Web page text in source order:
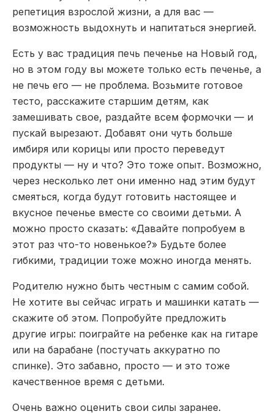
репетиция взрослой жизни, а для вас —
возможность выдохнуть и напитаться энергией.
Есть у вас традиция печь печенье на Новый год,
но в этом году вы можете только есть печенье, а
не печь его — не проблема. Возьмите готовое
тесто, расскажите старшим детям, как
замешивать свое, раздайте всем формочки — и
пускай вырезают. Добавят они чуть больше
имбиря или корицы или просто переведут
продукты — ну и что? Это тоже опыт. Возможно,
через несколько лет они именно над этим будут
смеяться, когда будут готовить настоящее и
вкусное печенье вместе со своими детьми. А
можно просто сказать: «Давайте попробуем в
этот раз что-то новенькое?» Будьте более
гибкими, традиции тоже можно иногда менять.
Родителю нужно быть честным с самим собой.
Не хотите вы сейчас играть и машинки катать —
скажите об этом. Попробуйте предложить
другие игры: поиграйте на ребенке как на гитаре
или на барабане (постучать аккуратно по
спинке). Это забавно, просто — и это тоже
качественное время с детьми.
Очень важно оценить свои силы заранее.